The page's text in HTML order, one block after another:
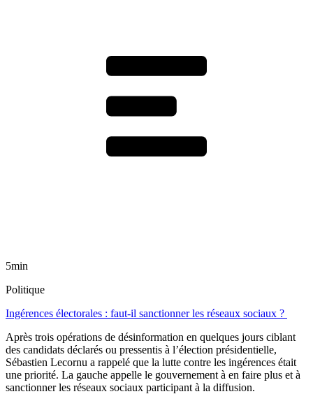
5min
Politique
Ingérences électorales : faut-il sanctionner les réseaux sociaux ?
Après trois opérations de désinformation en quelques jours ciblant
des candidats déclarés ou pressentis à l’élection présidentielle,
Sébastien Lecornu a rappelé que la lutte contre les ingérences était
une priorité. La gauche appelle le gouvernement à en faire plus et à
sanctionner les réseaux sociaux participant à la diffusion.